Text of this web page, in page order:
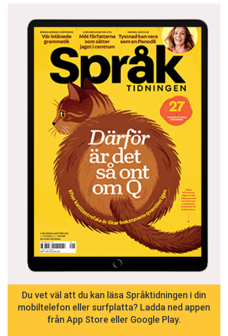
Du vet väl att du kan läsa Språktidningen i din
mobiltelefon eller surfplatta? Ladda ned appen
från App Store eller Google Play.